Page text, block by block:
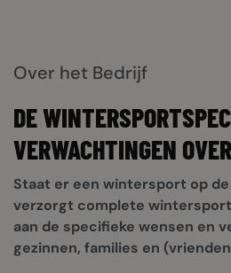
Over het Bedrijf
DE
VERWACHTINGEN
Staat er een wintersport op
verzorgt complete
aan de specifieke wensen en
gezinnen, families en